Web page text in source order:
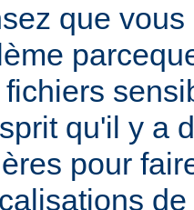
que
qu'il y a
pour